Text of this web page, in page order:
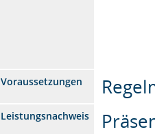
Voraussetzungen
Leistungsnachweis